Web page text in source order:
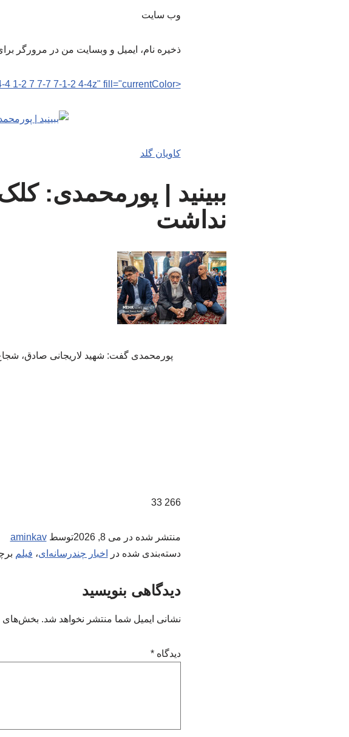
وب‌ سایت
ذخیره نام، ایمیل و وبسایت من در مرورگر
<path fill-rule="evenodd" clip-rule="evenodd" d="m4 13v-2h12l-4-4 1-2 7 7-7 7-1-2 4-4z" fill="currentColor
کاویان گلد
ببینید | پورمحمدی:
نداشت
پورمحمدی گفت: شهید لاریجانی صادق،
266 33
منتشر شده در می 8, 2026 توسطaminkav
دسته‌بندی شده در
اخبار چندرسانه‌ای، فیلم
دیدگاهی بنویسید
نشانی ایمیل شما منتشر نخواهد شد. بخش‌های
دیدگاه*